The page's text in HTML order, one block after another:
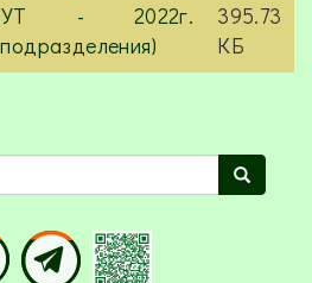
- 2022г.
395.73
КБ
Search